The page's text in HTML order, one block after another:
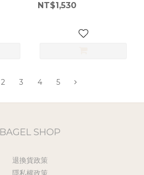
NT$1,530
2 3 4 5
BAGEL SHOP
退換貨政策
隱私權政策